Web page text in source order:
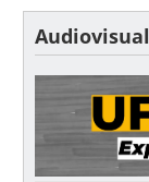
Audiovisual